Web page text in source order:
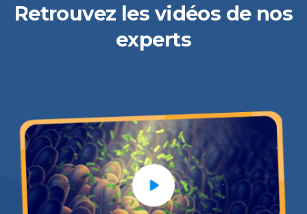
Retrouvez les vidéos de nos
experts